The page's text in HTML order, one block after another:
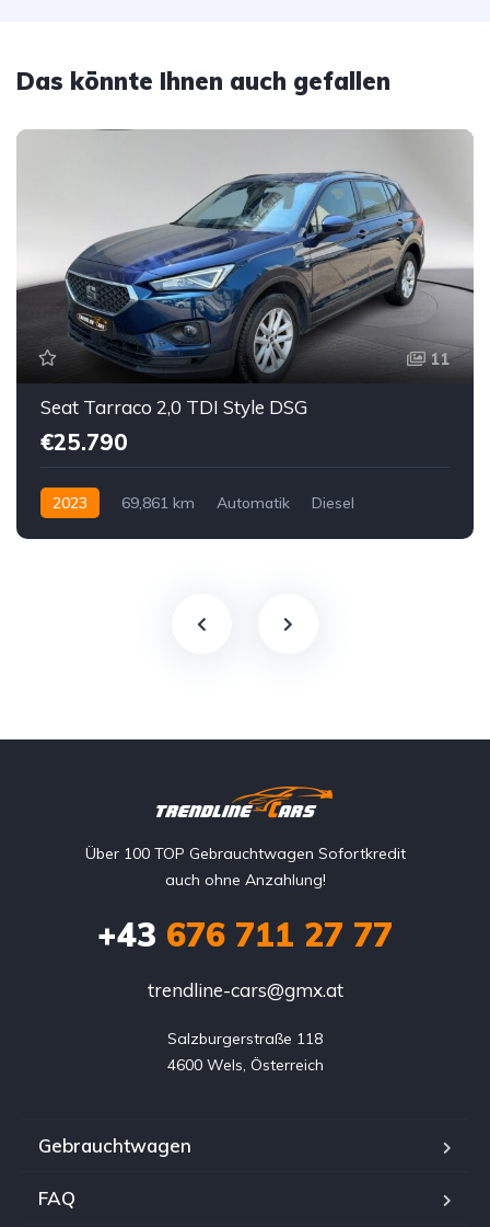
Das könnte Ihnen auch gefallen
11
Seat Tarraco 2,0 TDI Style DSG
€25.790
2023 69,861 km Automatik
Diesel
Über 100 TOP Gebrauchtwagen Sofortkredit
auch ohne Anzahlung!
+43 676 711 27 77
trendline-cars@gmx.at
Salzburgerstraße 118
4600 Wels, Österreich
Gebrauchtwagen
FAQ